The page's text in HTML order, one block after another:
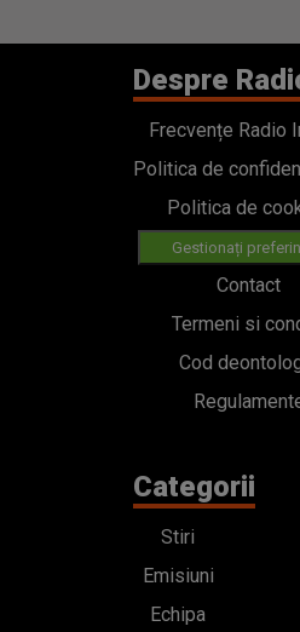
Despre
Frecvențe Radio
Politica de
Politica de
Gestionați
Contact
Termeni si
Cod
Categorii
Stiri
Emisiuni
Echipa